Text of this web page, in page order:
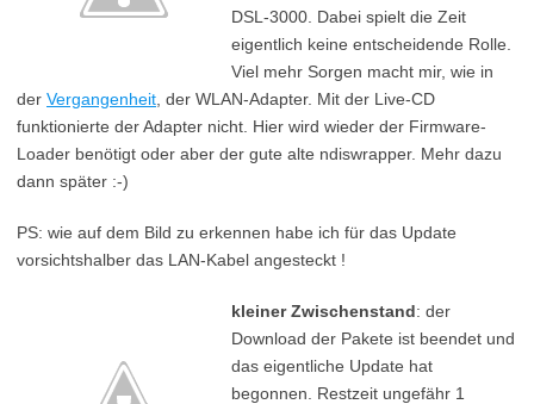
DSL-3000. Dabei spielt die Zeit
eigentlich keine entscheidende Rolle.
Viel mehr Sorgen macht mir, wie in
der Vergangenheit , der WLAN-Adapter. Mit der Live-CD
funktionierte der Adapter nicht. Hier wird wieder der Firmware-
Loader benötigt oder aber der gute alte ndiswrapper. Mehr dazu
dann später :-)
PS: wie auf dem Bild zu erkennen habe ich für das Update
vorsichtshalber das LAN-Kabel angesteckt !
kleiner Zwischenstand: der
Download der Pakete ist beendet und
das eigentliche Update hat
begonnen. Restzeit ungefähr 1